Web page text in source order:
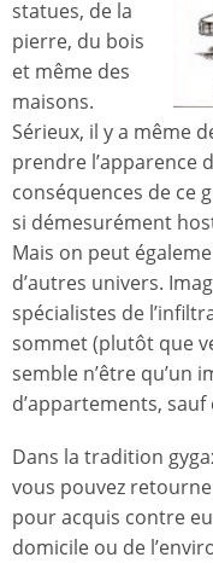
statues, de la
pierre, du bois
et même des
maisons.
Sérieux, il y a même
prendre l’apparence
conséquences de ce
si démesurément
Mais on peut
d’autres univers.
spécialistes de
sommet (plutôt que
semble n’être qu’un
d’appartements,
Dans la tradition
vous pouvez
pour acquis contre
domicile ou de